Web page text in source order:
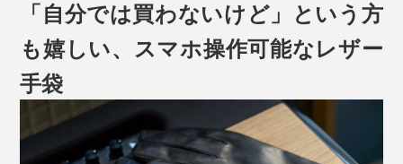
「自分では買わないけど」という方
も嬉しい、スマホ操作可能なレザー
手袋